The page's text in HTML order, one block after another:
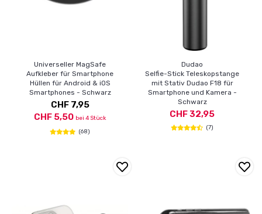
Universeller MagSafe
Aufkleber für Smartphone
Hüllen für Android & iOS
Smartphones - Schwarz
CHF 7,95
CHF 5,50 bei 4 Stück
(68)
Dudao
Selfie-Stick Teleskopstange
mit Stativ Dudao F18 für
Smartphone und Kamera -
Schwarz
CHF 32,95
(7)